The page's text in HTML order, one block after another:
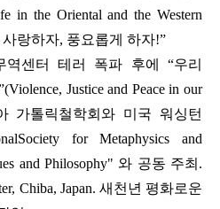
in the Oriental and the Western
사랑하자, 풍요롭게 하자!”
역센터 테러 폭파 후에 “우리
Justice and Peace in our
가톨릭철학회와 미국 워싱턴
for Metaphysics and
and Philosophy" 와 공동 주최.
Chiba, Japan. 새천년 평화로운